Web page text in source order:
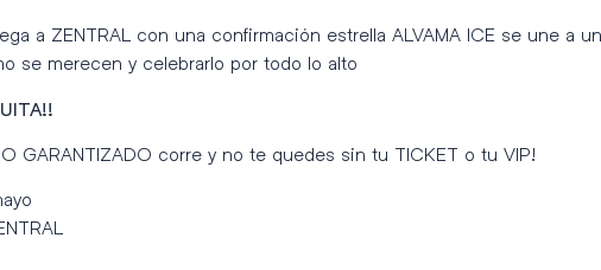
a ZENTRAL con una confirmación estrella ALVAMA ICE se une a
se merecen y celebrarlo por todo lo alto
GARANTIZADO corre y no te quedes sin tu TICKET o tu VIP!